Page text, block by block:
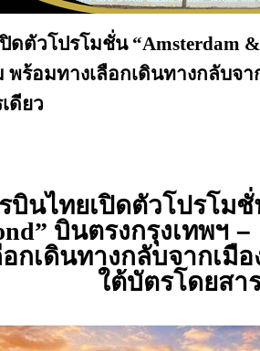
ดตัวโปรโมชั่น “Amsterdam
พร้อมทางเลือกเดินทางกลับจา
ดียว
บินไทยเปิดตัวโปรโมชั่
บินตรงกรุงเทพฯ
อกเดินทางกลับจากเมื
ใต้บัตรโดยสา